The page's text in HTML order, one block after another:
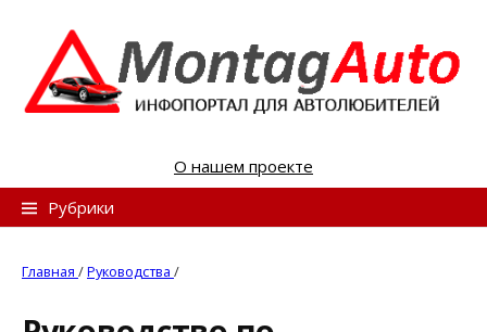
n
О нашем проекте
Рубрики
Главная /Руководства /